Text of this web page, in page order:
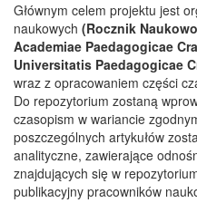
Głównym celem projektu jest
naukowych (Rocznik
Academiae Paedagogicae
Universitatis Paedagogicae
wraz z opracowaniem części
Do repozytorium zostaną
czasopism w wariancie
poszczególnych artykułów
analityczne, zawierające
znajdujących się w
publikacyjny pracowników